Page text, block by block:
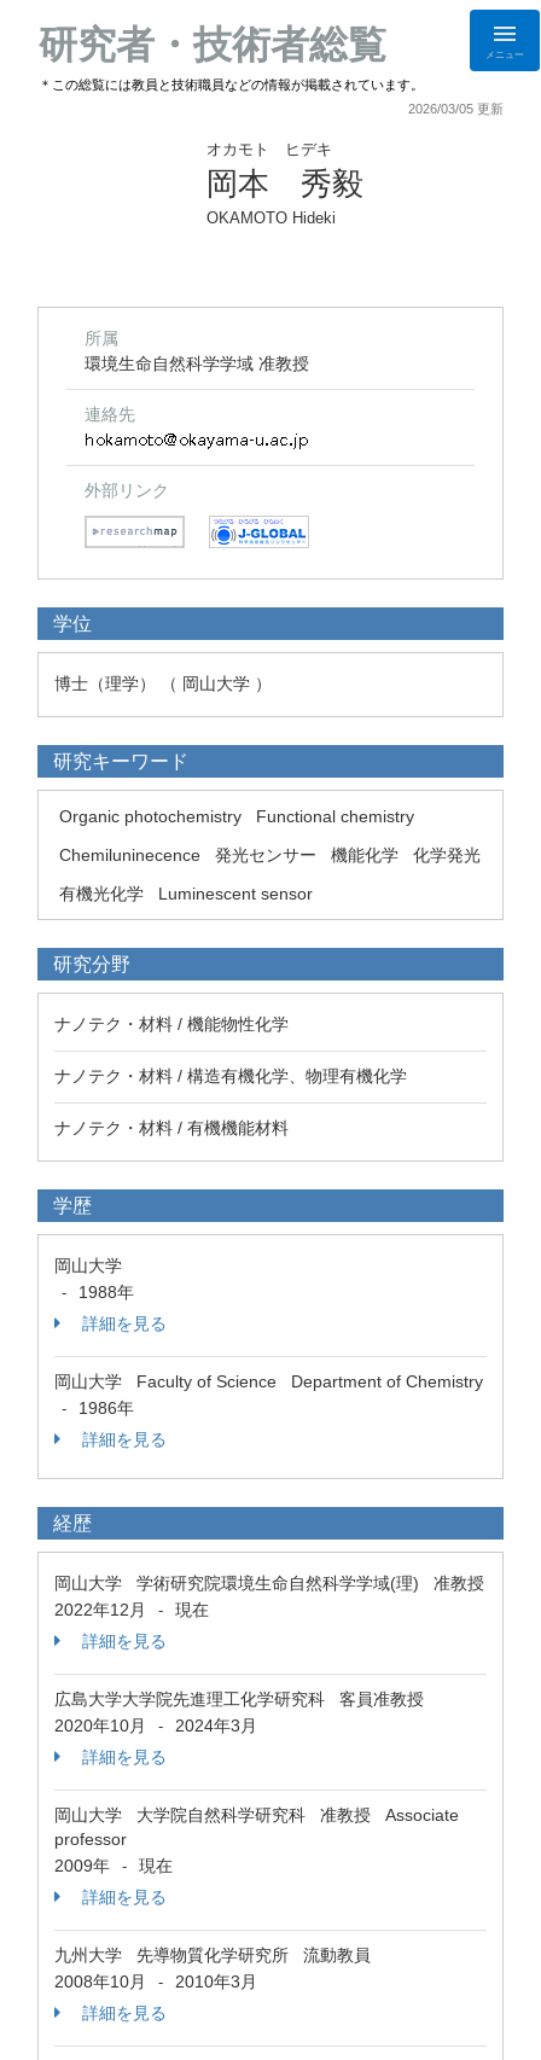
研究者・技術者総覧
＊この総覧には教員と技術職員などの情報が掲載されています。
メニュー
2026/03/05 更新
オカモト ヒデキ
岡本 秀毅
OKAMOTO Hideki
所属
環境生命自然科学学域 准教授
連絡先
外部リンク
学位
博士（理学） （ 岡山大学 ）
研究キーワード
Organic photochemistry
Functional chemistry
Chemiluninecence
発光センサー 機能化学
化学発光
有機光化学
Luminescent sensor
研究分野
ナノテク・材料 / 機能物性化学
ナノテク・材料 / 構造有機化学、物理有機化学
ナノテク・材料 / 有機機能材料
学歴
岡山大学
-
1988年
詳細を見る
岡山大学 Faculty of Science Department of Chemistry
-
1986年
詳細を見る
経歴
岡山大学 学術研究院環境生命自然科学学域(理) 准教授
2022年12月
-
現在
詳細を見る
広島大学大学院先進理工化学研究科 客員准教授
2020年10月
-
2024年3月
詳細を見る
岡山大学 大学院自然科学研究科 准教授 Associate
professor
2009年
-
現在
詳細を見る
九州大学 先導物質化学研究所 流動教員
2008年10月
-
2010年3月
詳細を見る